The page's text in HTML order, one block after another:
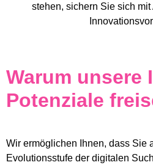
stehen, sichern Sie sich
Warum unsere
Potenziale
Wir ermöglichen Ihnen, dass Sie
Evolutionsstufe der digitalen